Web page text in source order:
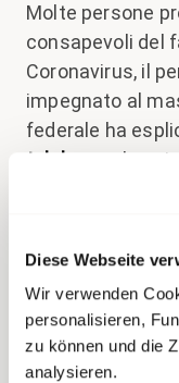
Diese Webseite
Wir verwenden
personalisieren,
zu können und die
analysieren.
Molte persone
consapevoli del
Coronavirus, il
impegnato al
federale ha
telelavoro
, le
popolazione
chiusura dei
altresì avuto un
che svolgono il